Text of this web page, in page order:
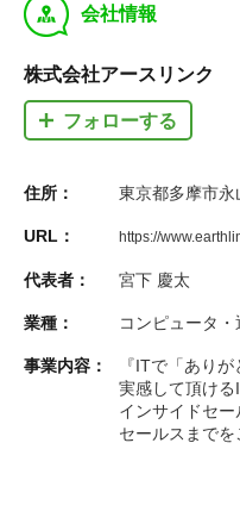
y 会社情報
株式会社アースリンク
フォローする
住所： 東京都多摩市
URL： https://
代表者： 宮下 慶太
業種： コンピュータ・
事業内容：
『ITで「あり
実感して頂ける
インサイドセ
セールスまでを